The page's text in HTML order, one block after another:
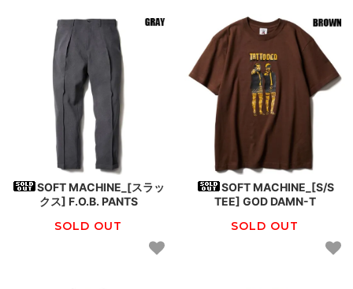
SOFT MACHINE_[スラッ
クス] F.O.B. PANTS
SOLD OUT
SOFT MACHINE_[S/S
TEE] GOD DAMN-T
SOLD OUT